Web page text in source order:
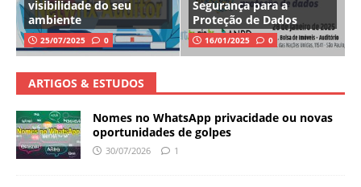
visibilidade do seu
ambiente
25/07/2025 0
Segurança para a
Proteção de Dados
16/01/2025 0
ARTIGOS & ESTUDOS
Nomes no WhatsApp privacidade ou novas
oportunidades de golpes
30/07/2026 1